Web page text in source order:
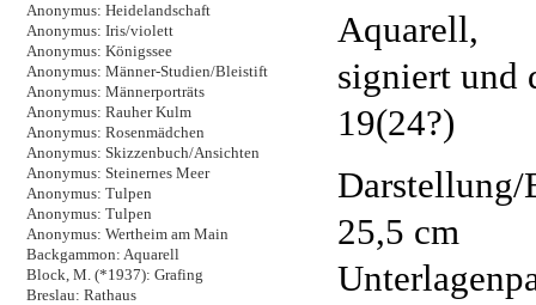
Anonymus: Heidelandschaft
Anonymus: Iris/violett
Anonymus: Königssee
Anonymus: Männer-Studien/Bleistift
Anonymus: Männerporträts
Anonymus: Rauher Kulm
Anonymus: Rosenmädchen
Anonymus: Skizzenbuch/Ansichten
Anonymus: Steinernes Meer
Anonymus: Tulpen
Anonymus: Tulpen
Anonymus: Wertheim am Main
Backgammon: Aquarell
Block, M. (*1937): Grafing
Breslau: Rathaus
Aquarell,
signiert und
19(24?)
25,5 cm